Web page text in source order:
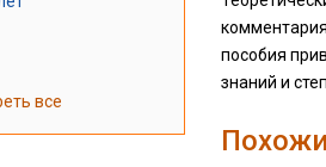
все
пособия
знаний и